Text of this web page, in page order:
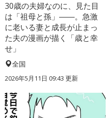
30歳の夫婦なのに、見た目
は「祖母と孫」――。急激
に老いる妻と成長が止まっ
た夫の漫画が描く「歳と幸
せ」
全国
2026年5月11日 09:43 更新